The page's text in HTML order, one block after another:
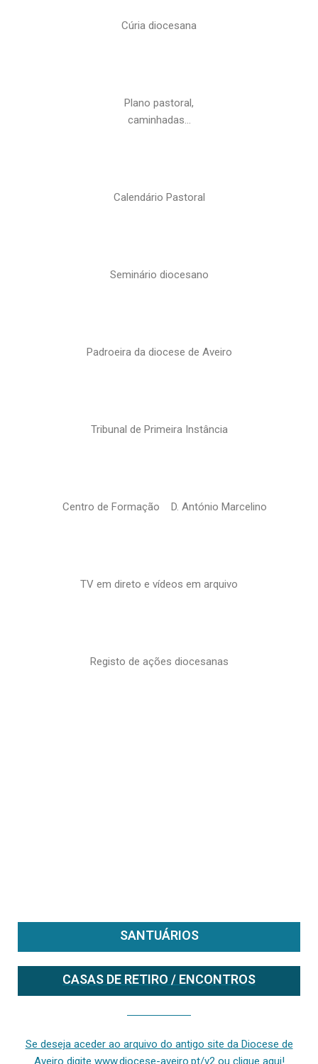
Cúria diocesana
Plano pastoral,
caminhadas…
Calendário Pastoral
Seminário diocesano
Padroeira da diocese de Aveiro
Tribunal de Primeira Instância
Centro de Formação D. António Marcelino
TV em direto e vídeos em arquivo
Registo de ações diocesanas
SANTUÁRIOS
CASAS DE RETIRO / ENCONTROS
Se deseja aceder ao arquivo do antigo site da Diocese de
Aveiro digite www.diocese-aveiro.pt/v2 ou clique aqui!